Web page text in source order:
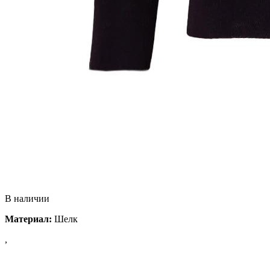
В наличии
Материал: Шелк
,